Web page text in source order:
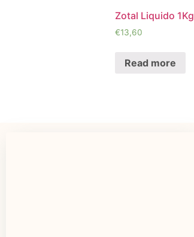
Zotal Liquido 1Kg
€13,60
Read more